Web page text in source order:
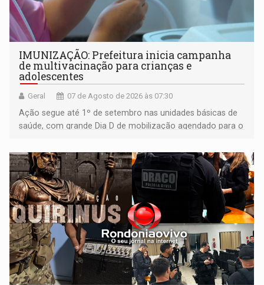
IMUNIZAÇÃO: Prefeitura inicia campanha
de multivacinação para crianças e
adolescentes
Geral 07 de Agosto de 2026 às 07:30
Ação segue até 1º de setembro nas unidades básicas de
saúde, com grande Dia D de mobilização agendado para o